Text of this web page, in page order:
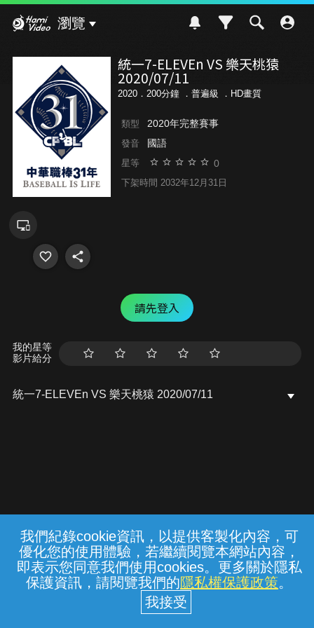
我們紀錄cookie資訊，以提供客製化內容，可
優化您的使用體驗，若繼續閱覽本網站內容，
即表示您同意我們使用cookies。更多關於隱私
保護資訊，請閱覽我們的隱私權保護政策。
瀏覽
統一7-ELEVEn VS 樂天桃猿
2020/07/11
2020．200分鐘 ． 普遍級 ．HD畫質
類型 2020年完整賽事
發音 國語
星等 0
下架時間 2032年12月31日
請先登入
我的星等
影片給分
統一7-ELEVEn VS 樂天桃猿 2020/07/11
常見問題 線上客服 服務條款 隱私權保護
中華電信股份有限公司個人家庭分公司
(統一編號：96979949) © 2026
{{notifyMsg}}